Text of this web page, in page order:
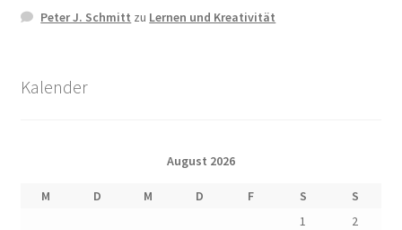
Peter J. Schmitt zu Lernen und Kreativität
Kalender
August 2026
M D M D F S
S
1
2